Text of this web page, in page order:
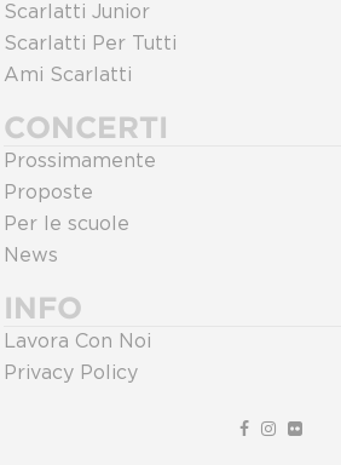
Scarlatti Junior
Scarlatti Per Tutti
Ami Scarlatti
CONCERTI
Prossimamente
Proposte
Per le scuole
News
INFO
Lavora Con Noi
Privacy Policy